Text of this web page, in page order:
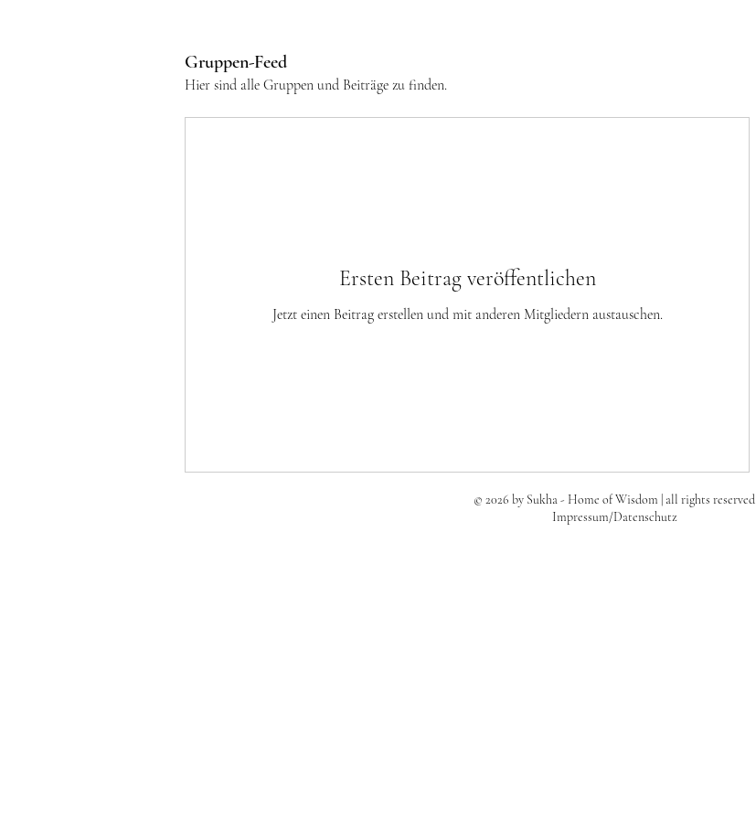
Gruppen-Feed
Hier sind alle Gruppen und Beiträge zu finden.
Ersten Beitrag veröffentlichen
Jetzt einen Beitrag erstellen und mit anderen Mitgliedern austauschen.
© 2026 by Sukha - Home of Wisdom | all rights reserved
Impressum/Datenschutz